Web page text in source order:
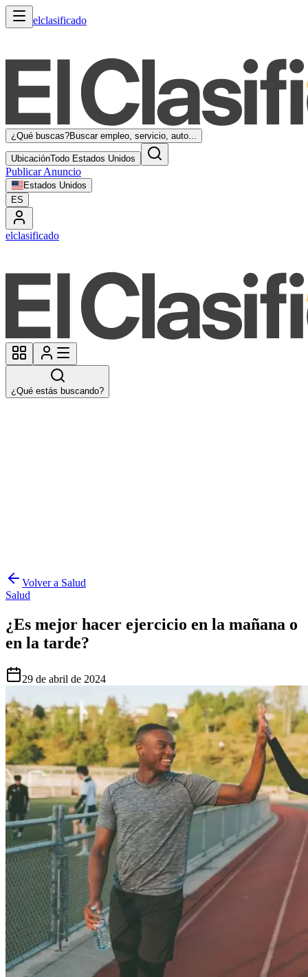
elclasificado
¿Qué buscas?Buscar empleo, servicio, auto...
UbicaciónTodo Estados Unidos
Publicar Anuncio
Estados Unidos
ES
elclasificado
¿Qué estás buscando?
Volver a Salud
Salud
¿Es mejor hacer ejercicio en la mañana o
en la tarde?
29 de abril de 2024